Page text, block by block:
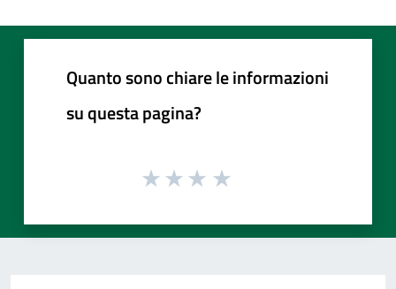
Quanto sono chiare le informazioni
su questa pagina?